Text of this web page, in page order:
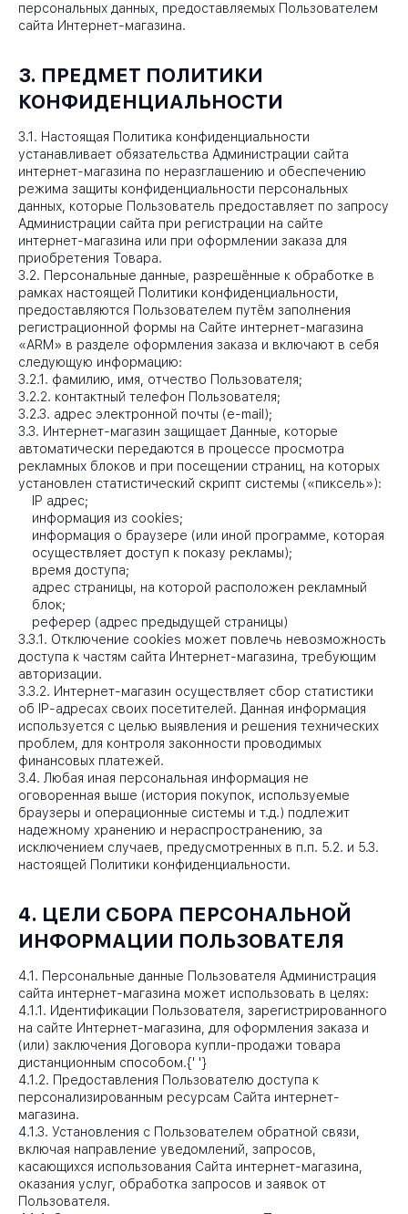
персональных данных, предоставляемых Пользователем
сайта Интернет-магазина.
3. ПРЕДМЕТ ПОЛИТИКИ
КОНФИДЕНЦИАЛЬНОСТИ
3.1. Настоящая Политика конфиденциальности
устанавливает обязательства Администрации сайта
интернет-магазина по неразглашению и обеспечению
режима защиты конфиденциальности персональных
данных, которые Пользователь предоставляет по запросу
Администрации сайта при регистрации на сайте
интернет-магазина или при оформлении заказа для
приобретения Товара.
3.2. Персональные данные, разрешённые к обработке в
рамках настоящей Политики конфиденциальности,
предоставляются Пользователем путём заполнения
регистрационной формы на Сайте интернет-магазина
«ARM» в разделе оформления заказа и включают в себя
следующую информацию:
3.2.1. фамилию, имя, отчество Пользователя;
3.2.2. контактный телефон Пользователя;
3.2.3. адрес электронной почты (e-mail);
3.3. Интернет-магазин защищает Данные, которые
автоматически передаются в процессе просмотра
рекламных блоков и при посещении страниц, на которых
установлен статистический скрипт системы («пиксель»):
IP адрес;
информация из cookies;
информация о браузере (или иной программе, которая
осуществляет доступ к показу рекламы);
время доступа;
адрес страницы, на которой расположен рекламный
блок;
реферер (адрес предыдущей страницы)
3.3.1. Отключение cookies может повлечь невозможность
доступа к частям сайта Интернет-магазина, требующим
авторизации.
3.3.2. Интернет-магазин осуществляет сбор статистики
об IP-адресах своих посетителей. Данная информация
используется с целью выявления и решения технических
проблем, для контроля законности проводимых
финансовых платежей.
3.4. Любая иная персональная информация не
оговоренная выше (история покупок, используемые
браузеры и операционные системы и т.д.) подлежит
надежному хранению и нераспространению, за
исключением случаев, предусмотренных в п.п. 5.2. и 5.3.
настоящей Политики конфиденциальности.
4. ЦЕЛИ СБОРА ПЕРСОНАЛЬНОЙ
ИНФОРМАЦИИ ПОЛЬЗОВАТЕЛЯ
4.1. Персональные данные Пользователя Администрация
сайта интернет-магазина может использовать в целях:
4.1.1. Идентификации Пользователя, зарегистрированного
на сайте Интернет-магазина, для оформления заказа и
(или) заключения Договора купли-продажи товара
дистанционным способом.{' '}
4.1.2. Предоставления Пользователю доступа к
персонализированным ресурсам Сайта интернет-
магазина.
4.1.3. Установления с Пользователем обратной связи,
включая направление уведомлений, запросов,
касающихся использования Сайта интернет-магазина,
оказания услуг, обработка запросов и заявок от
Пользователя.